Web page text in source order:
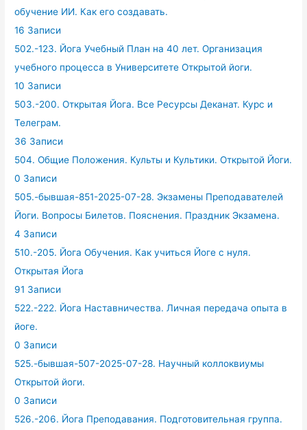
обучение ИИ. Как его создавать.
16 Записи
502.-123. Йога Учебный План на 40 лет. Организация
учебного процесса в Университете Открытой йоги.
10 Записи
503.-200. Открытая Йога. Все Ресурсы Деканат. Курс и
Телеграм.
36 Записи
504. Общие Положения. Культы и Культики. Открытой Йоги.
0 Записи
505.-бывшая-851-2025-07-28. Экзамены Преподавателей
Йоги. Вопросы Билетов. Пояснения. Праздник Экзамена.
4 Записи
510.-205. Йога Обучения. Как учиться Йоге с нуля.
Открытая Йога
91 Записи
522.-222. Йога Наставничества. Личная передача опыта в
йоге.
0 Записи
525.-бывшая-507-2025-07-28. Научный коллоквиумы
Открытой йоги.
0 Записи
526.-206. Йога Преподавания. Подготовительная группа.